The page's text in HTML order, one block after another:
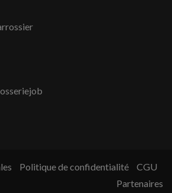
Politique de confidentialité
CGU
Partenaires